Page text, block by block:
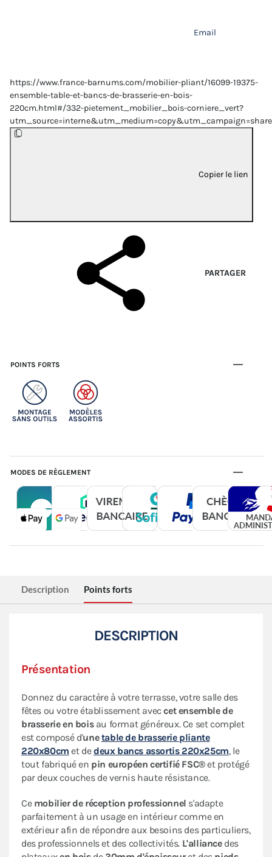
Email
https://www.france-barnums.com/mobilier-pliant/16099-19375-
ensemble-table-et-bancs-de-brasserie-en-bois-
220cm.html#/332-pietement_mobilier_bois-corniere_vert?
Copier le lien
PARTAGER
POINTS FORTS
MODES DE RÈGLEMENT
Description Points forts
DESCRIPTION
Présentation
Donnez du caractère à votre terrasse, votre salle des
fêtes ou votre établissement aveccet ensemble de
brasserie en boisau format généreux. Ce set complet
est composé d'unetable de brasserie pliante
220x80cm et dedeux bancs assortis 220x25cm, le
tout fabriqué en pin européen certifié FSC®et protégé
par deux couches de vernis haute résistance.
Cemobilier de réception professionnel s'adapte
parfaitement à un usage en intérieur comme en
extérieur afin de répondre aux besoins des particuliers,
des professionnels et des collectivités. L'alliance des